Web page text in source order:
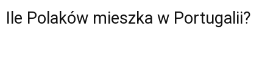
Ile Polaków mieszka w Portugalii?